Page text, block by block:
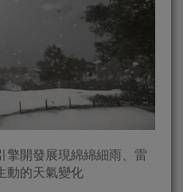
擎開發展現綿綿細雨、雷
動的天氣變化